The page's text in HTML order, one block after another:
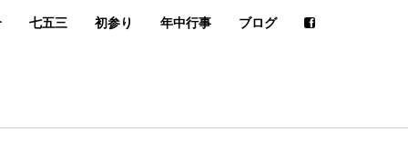
七五三 初参り 年中行事 ブログ